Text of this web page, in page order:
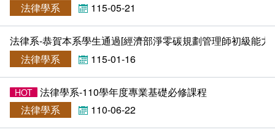
法律學系
115-05-21
法律系-恭賀本系學生通過[經濟部淨零碳規劃管理師初級能力
法律學系
115-01-16
HOT 法律學系-110學年度專業基礎必修課程
法律學系
110-06-22